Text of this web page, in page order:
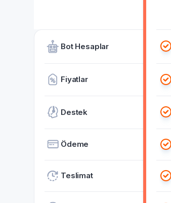
Bot Hesaplar
Fiyatlar
Destek
Ödeme
Teslimat